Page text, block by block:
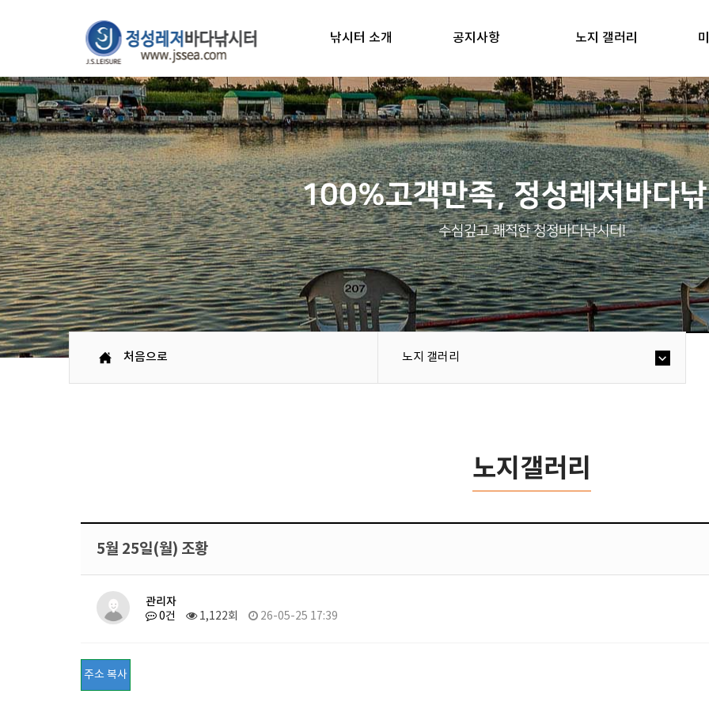
낚시터 소개 공지사항 노지 갤러리
100%고객만족, 정성레저바다
수심깊고 쾌적한 청정바다낚시터!
처음으로 노지 갤러리
노지갤러리
5월 25일(월) 조황
관리자
0건 1,122회 26-05-25 17:39
주소 복사